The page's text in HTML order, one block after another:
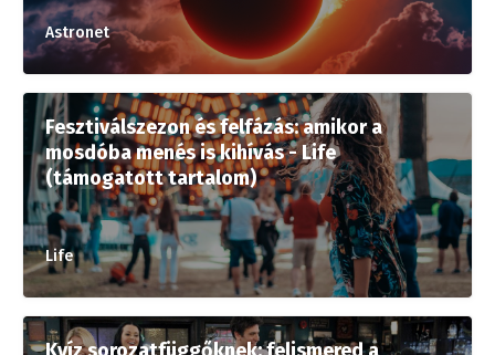
Astronet
Fesztiválszezon és felfázás: amikor a
mosdóba menés is kihívás - Life
(támogatott tartalom)
Life